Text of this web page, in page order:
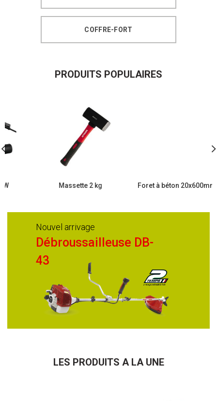
COFFRE-FORT
PRODUITS POPULAIRES
Massette 2 kg Foret à béton 20x600mm SDS
Nouvel arrivage
Débroussailleuse DB-
43
LES PRODUITS A LA UNE